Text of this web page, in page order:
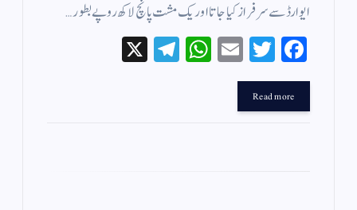
ایوارڈ سے سرفراز کیا جاتا اور یک مشت پانچ لاکھ روپے بطور…
Fa
ce
bo
ok
T
wi
r
E
m
W
ha
Te
le
Read more